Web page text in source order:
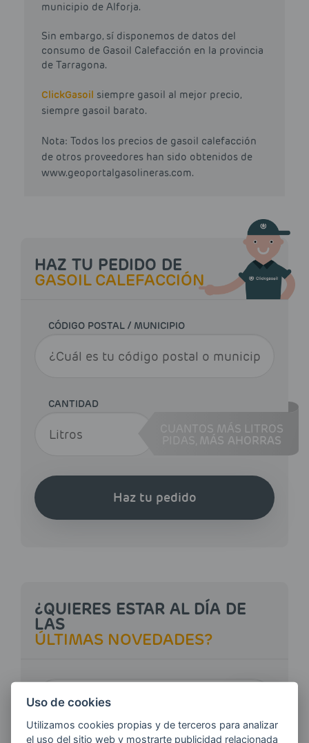
municipio de Alforja.
Sin embargo, sí disponemos de datos del
consumo de Gasoil Calefacción en la provincia
de Tarragona.
ClickGasoil siempre gasoil al mejor precio,
siempre gasoil barato.
Nota: Todos los precios de gasoil calefacción
de otros proveedores han sido obtenidos de
www.geoportalgasolineras.com.
HAZ TU PEDIDO DE
GASOIL CALEFACCIÓN
CÓDIGO POSTAL / MUNICIPIO
CANTIDAD
CUANTOS MÁS LITROS
MÁS AHORRAS
Haz tu pedido
¿QUIERES ESTAR AL DÍA DE
LAS
ÚLTIMAS NOVEDADES?
E-MAIL
Uso de cookies
Utilizamos cookies propias y de terceros para analizar
el uso del sitio web y mostrarte publicidad relacionada